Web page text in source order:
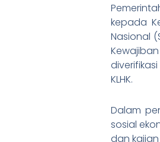
kepada
Nasional
KLHK.
Dalam
sosial
dan